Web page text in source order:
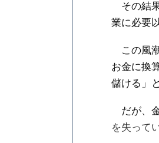
その結
業に必要
この風
お金に換
儲ける」
だが、
を失って